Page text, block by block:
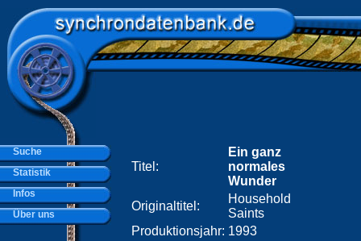
Titel:
Ein ganz
normales
Wunder
Originaltitel:
Household
Saints
Produktionsjahr: 1993
Suche
Statistik
Infos
Über uns